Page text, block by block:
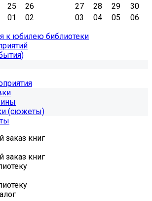
25 26 27 28 29
30
01 02 03 04 05
06
к юбилею библиотеки
(сюжеты)
заказ книг
заказ книг